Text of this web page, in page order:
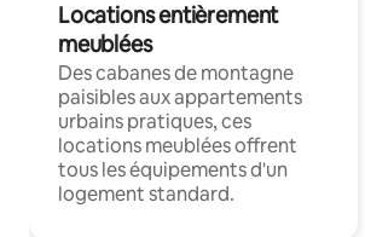
Locations entièrement
meublées
Des cabanes de montagne
paisibles aux appartements
urbains pratiques, ces
locations meublées offrent
tous les équipements d'un
logement standard.